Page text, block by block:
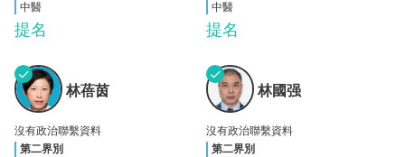
提名
中醫
提名
中醫
林蓓
茵
✓
林蓓茵
沒有政治聯繫資料
第二界別
林國
强
✓
林國强
沒有政治聯繫資料
第二界別